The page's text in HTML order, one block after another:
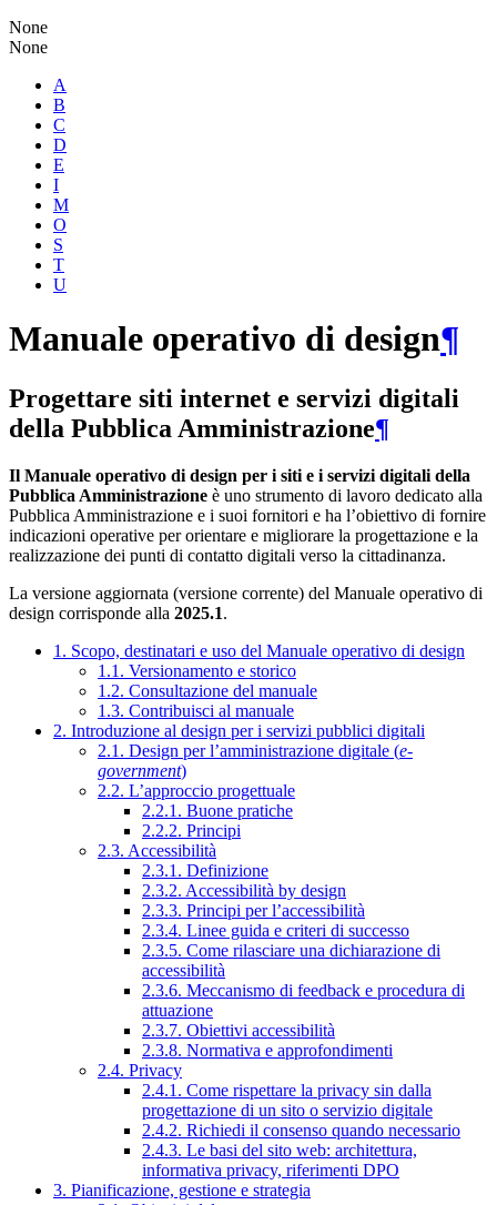
None
None
A
B
C
D
E
I
M
O
S
T
U
Manuale operativo di design¶
Progettare siti internet e servizi digitali
della Pubblica Amministrazione¶
Il Manuale operativo di design per i siti e i servizi digitali della
Pubblica Amministrazione è uno strumento di lavoro dedicato alla
Pubblica Amministrazione e i suoi fornitori e ha l’obiettivo di fornire
indicazioni operative per orientare e migliorare la progettazione e la
realizzazione dei punti di contatto digitali verso la cittadinanza.
La versione aggiornata (versione corrente) del Manuale operativo di
design corrisponde alla 2025.1.
1. Scopo, destinatari e uso del Manuale operativo di design
1.1. Versionamento e storico
1.2. Consultazione del manuale
1.3. Contribuisci al manuale
2. Introduzione al design per i servizi pubblici digitali
2.1. Design per l’amministrazione digitale (e-
government)
2.2. L’approccio progettuale
2.2.1. Buone pratiche
2.2.2. Principi
2.3. Accessibilità
2.3.1. Definizione
2.3.2. Accessibilità by design
2.3.3. Principi per l’accessibilità
2.3.4. Linee guida e criteri di successo
2.3.5. Come rilasciare una dichiarazione di
accessibilità
2.3.6. Meccanismo di feedback e procedura di
attuazione
2.3.7. Obiettivi accessibilità
2.3.8. Normativa e approfondimenti
2.4. Privacy
2.4.1. Come rispettare la privacy sin dalla
progettazione di un sito o servizio digitale
2.4.2. Richiedi il consenso quando necessario
2.4.3. Le basi del sito web: architettura,
informativa privacy, riferimenti DPO
3. Pianificazione, gestione e strategia